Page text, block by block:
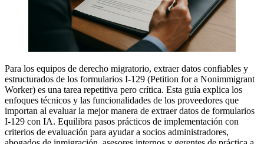
Para los equipos de derecho migratorio, extraer datos confiables y
estructurados de los formularios I-129 (Petition for a Nonimmigrant
Worker) es una tarea repetitiva pero crítica. Esta guía explica los
enfoques técnicos y las funcionalidades de los proveedores que
importan al evaluar la mejor manera de extraer datos de formularios
I-129 con IA. Equilibra pasos prácticos de implementación con
criterios de evaluación para ayudar a socios administradores,